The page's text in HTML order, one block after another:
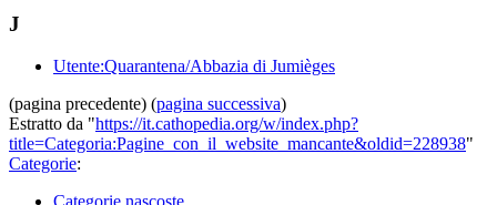
J
Utente:Quarantena/Abbazia di Jumièges
(pagina precedente) (pagina successiva)
Estratto da "https://it.cathopedia.org/w/index.php?
title=Categoria:Pagine_con_il_website_mancante&oldid=228938"
Categorie: